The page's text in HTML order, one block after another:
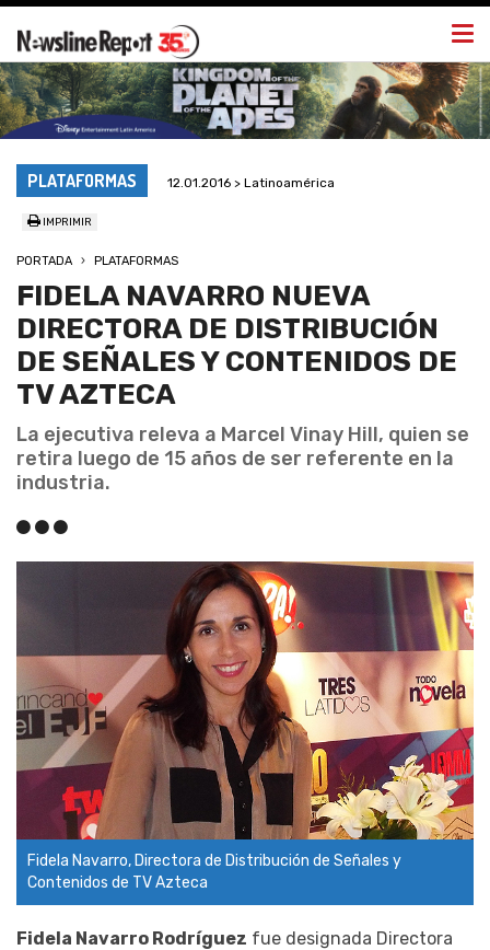
PLATAFORMAS 12.01.2016 > Latinoamérica
IMPRIMIR
PORTADA PLATAFORMAS
FIDELA NAVARRO NUEVA
DIRECTORA DE DISTRIBUCIÓN
DE SEÑALES Y CONTENIDOS DE
TV AZTECA
La ejecutiva releva a Marcel Vinay Hill, quien se
retira luego de 15 años de ser referente en la
industria.
Fidela Navarro, Directora de Distribución de Señales y
Contenidos de TV Azteca
Fidela Navarro Rodríguez fue designada Directora